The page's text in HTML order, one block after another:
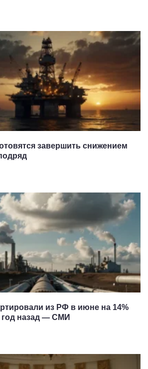
завершить снижением
из РФ в июне на 14%
назад — СМИ